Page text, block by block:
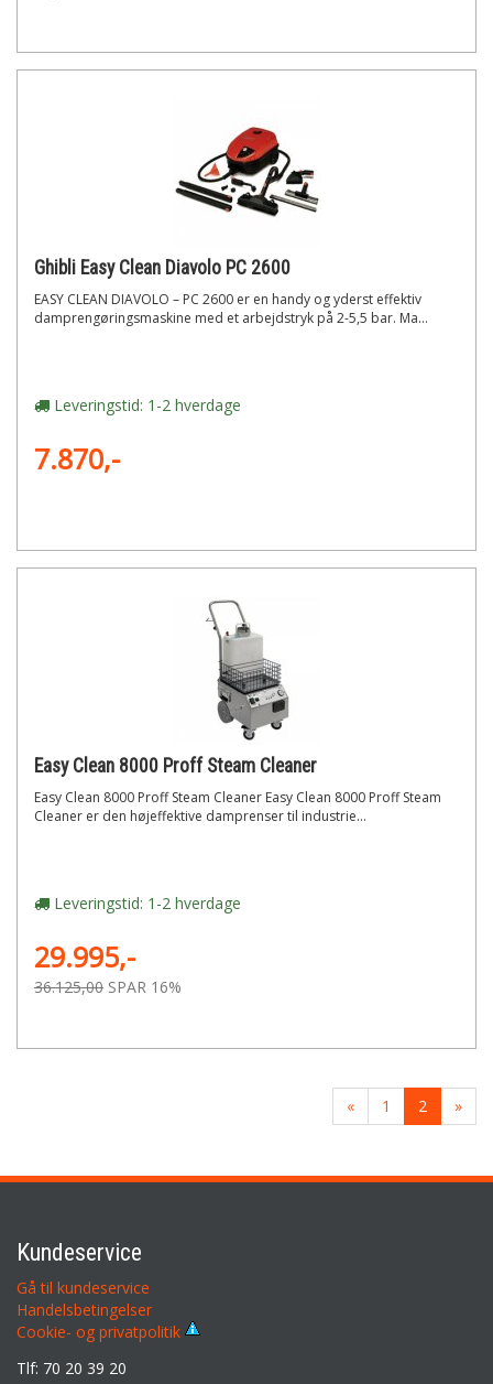
Ghibli Easy Clean Diavolo PC 2600
EASY CLEAN DIAVOLO – PC 2600 er en handy og yderst effektiv
damprengøringsmaskine med et arbejdstryk på 2-5,5 bar. Ma...
Leveringstid: 1-2 hverdage
7.870,-
Easy Clean 8000 Proff Steam Cleaner
Easy Clean 8000 Proff Steam Cleaner Easy Clean 8000 Proff Steam
Cleaner er den højeffektive damprenser til industrie...
Leveringstid: 1-2 hverdage
29.995,-
36.125,00 SPAR 16%
« 1 2 »
Kundeservice
Gå til kundeservice
Handelsbetingelser
Cookie- og privatpolitik
Tlf: 70 20 39 20